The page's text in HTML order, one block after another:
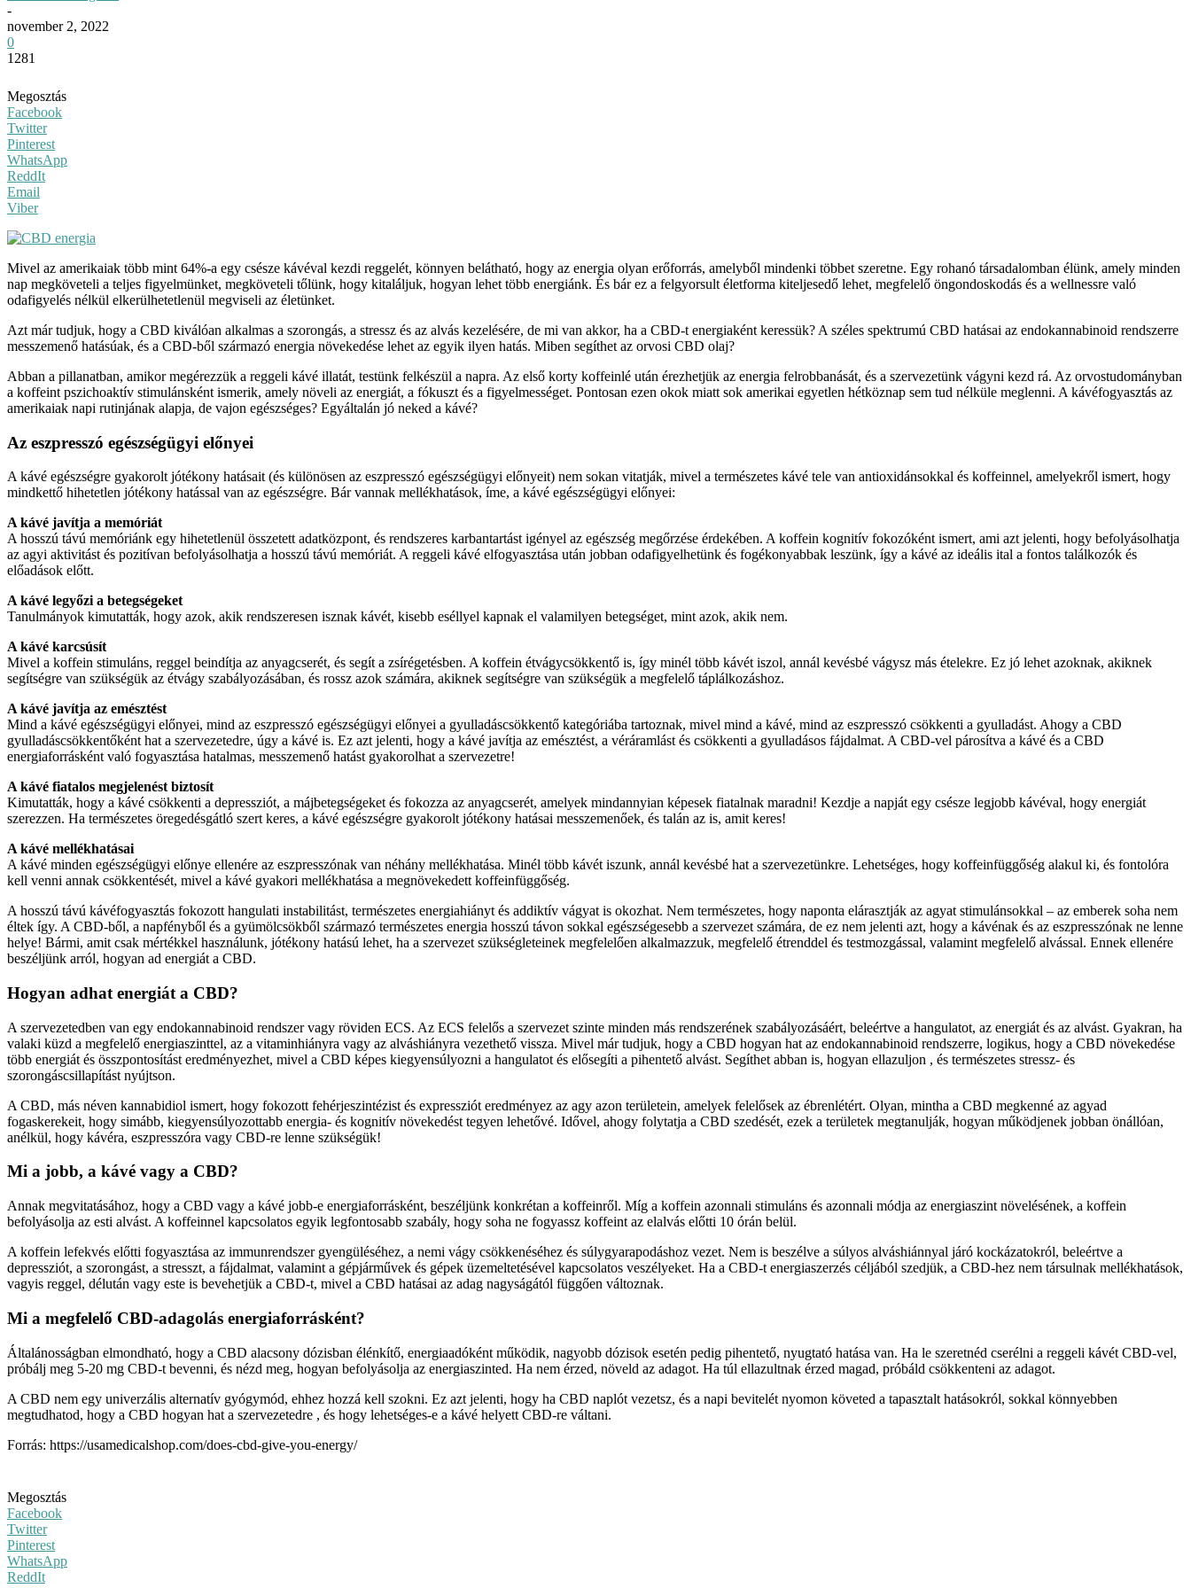
-
november 2, 2022
0
1281
Megosztás
Facebook
Twitter
Pinterest
WhatsApp
ReddIt
Email
Viber
Mivel az amerikaiak több mint 64%-a egy csésze kávéval kezdi reggelét, könnyen belátható, hogy az energia olyan erőforrás, amelyből mindenki többet szeretne. Egy rohanó társadalomban élünk, amely minden
nap megköveteli a teljes figyelmünket, megköveteli tőlünk, hogy kitaláljuk, hogyan lehet több energiánk. És bár ez a felgyorsult életforma kiteljesedő lehet, megfelelő öngondoskodás és a wellnessre való
odafigyelés nélkül elkerülhetetlenül megviseli az életünket.
Azt már tudjuk, hogy a CBD kiválóan alkalmas a szorongás, a stressz és az alvás kezelésére, de mi van akkor, ha a CBD-t energiaként keressük? A széles spektrumú CBD hatásai az endokannabinoid rendszerre
messzemenő hatásúak, és a CBD-ből származó energia növekedése lehet az egyik ilyen hatás. Miben segíthet az orvosi CBD olaj?
Abban a pillanatban, amikor megérezzük a reggeli kávé illatát, testünk felkészül a napra. Az első korty koffeinlé után érezhetjük az energia felrobbanását, és a szervezetünk vágyni kezd rá. Az orvostudományban
a koffeint pszichoaktív stimulánsként ismerik, amely növeli az energiát, a fókuszt és a figyelmességet. Pontosan ezen okok miatt sok amerikai egyetlen hétköznap sem tud nélküle meglenni. A kávéfogyasztás az
amerikaiak napi rutinjának alapja, de vajon egészséges? Egyáltalán jó neked a kávé?
Az eszpresszó egészségügyi előnyei
A kávé egészségre gyakorolt ​​jótékony hatásait (és különösen az eszpresszó egészségügyi előnyeit) nem sokan vitatják, mivel a természetes kávé tele van antioxidánsokkal és koffeinnel, amelyekről ismert, hogy
mindkettő hihetetlen jótékony hatással van az egészségre. Bár vannak mellékhatások, íme, a kávé egészségügyi előnyei:
A kávé javítja a memóriát
A hosszú távú memóriánk egy hihetetlenül összetett adatközpont, és rendszeres karbantartást igényel az egészség megőrzése érdekében. A koffein kognitív fokozóként ismert, ami azt jelenti, hogy befolyásolhatja
az agyi aktivitást és pozitívan befolyásolhatja a hosszú távú memóriát. A reggeli kávé elfogyasztása után jobban odafigyelhetünk és fogékonyabbak leszünk, így a kávé az ideális ital a fontos találkozók és
előadások előtt.
A kávé legyőzi a betegségeket
Tanulmányok kimutatták, hogy azok, akik rendszeresen isznak kávét, kisebb eséllyel kapnak el valamilyen betegséget, mint azok, akik nem.
A kávé karcsúsít
Mivel a koffein stimuláns, reggel beindítja az anyagcserét, és segít a zsírégetésben. A koffein étvágycsökkentő is, így minél több kávét iszol, annál kevésbé vágysz más ételekre. Ez jó lehet azoknak, akiknek
segítségre van szükségük az étvágy szabályozásában, és rossz azok számára, akiknek segítségre van szükségük a megfelelő táplálkozáshoz.
A kávé javítja az emésztést
Mind a kávé egészségügyi előnyei, mind az eszpresszó egészségügyi előnyei a gyulladáscsökkentő kategóriába tartoznak, mivel mind a kávé, mind az eszpresszó csökkenti a gyulladást. Ahogy a CBD
gyulladáscsökkentőként hat a szervezetedre, úgy a kávé is. Ez azt jelenti, hogy a kávé javítja az emésztést, a véráramlást és csökkenti a gyulladásos fájdalmat. A CBD-vel párosítva a kávé és a CBD
energiaforrásként való fogyasztása hatalmas, messzemenő hatást gyakorolhat a szervezetre!
A kávé fiatalos megjelenést biztosít
Kimutatták, hogy a kávé csökkenti a depressziót, a májbetegségeket és fokozza az anyagcserét, amelyek mindannyian képesek fiatalnak maradni! Kezdje a napját egy csésze legjobb kávéval, hogy energiát
szerezzen. Ha természetes öregedésgátló szert keres, a kávé egészségre gyakorolt ​​jótékony hatásai messzemenőek, és talán az is, amit keres!
A kávé mellékhatásai
A kávé minden egészségügyi előnye ellenére az eszpresszónak van néhány mellékhatása. Minél több kávét iszunk, annál kevésbé hat a szervezetünkre. Lehetséges, hogy koffeinfüggőség alakul ki, és fontolóra
kell venni annak csökkentését, mivel a kávé gyakori mellékhatása a megnövekedett koffeinfüggőség.
A hosszú távú kávéfogyasztás fokozott hangulati instabilitást, természetes energiahiányt és addiktív vágyat is okozhat. Nem természetes, hogy naponta elárasztják az agyat stimulánsokkal – az emberek soha nem
éltek így. A CBD-ből, a napfényből és a gyümölcsökből származó természetes energia hosszú távon sokkal egészségesebb a szervezet számára, de ez nem jelenti azt, hogy a kávénak és az eszpresszónak ne lenne
helye! Bármi, amit csak mértékkel használunk, jótékony hatású lehet, ha a szervezet szükségleteinek megfelelően alkalmazzuk, megfelelő étrenddel és testmozgással, valamint megfelelő alvással. Ennek ellenére
beszéljünk arról, hogyan ad energiát a CBD.
Hogyan adhat energiát a CBD?
A szervezetedben van egy endokannabinoid rendszer vagy röviden ECS. Az ECS felelős a szervezet szinte minden más rendszerének szabályozásáért, beleértve a hangulatot, az energiát és az alvást. Gyakran, ha
valaki küzd a megfelelő energiaszinttel, az a vitaminhiányra vagy az alváshiányra vezethető vissza. Mivel már tudjuk, hogy a CBD hogyan hat az endokannabinoid rendszerre, logikus, hogy a CBD növekedése
több energiát és összpontosítást eredményezhet, mivel a CBD képes kiegyensúlyozni a hangulatot és elősegíti a pihentető alvást. Segíthet abban is, hogyan ellazuljon , és természetes stressz- és
szorongáscsillapítást nyújtson.
A CBD, más néven kannabidiol ismert, hogy fokozott fehérjeszintézist és expressziót eredményez az agy azon területein, amelyek felelősek az ébrenlétért. Olyan, mintha a CBD megkenné az agyad
fogaskerekeit, hogy simább, kiegyensúlyozottabb energia- és kognitív növekedést tegyen lehetővé. Idővel, ahogy folytatja a CBD szedését, ezek a területek megtanulják, hogyan működjenek jobban önállóan,
anélkül, hogy kávéra, eszpresszóra vagy CBD-re lenne szükségük!
Mi a jobb, a kávé vagy a CBD?
Annak megvitatásához, hogy a CBD vagy a kávé jobb-e energiaforrásként, beszéljünk konkrétan a koffeinről. Míg a koffein azonnali stimuláns és azonnali módja az energiaszint növelésének, a koffein
befolyásolja az esti alvást. A koffeinnel kapcsolatos egyik legfontosabb szabály, hogy soha ne fogyassz koffeint az elalvás előtti 10 órán belül.
A koffein lefekvés előtti fogyasztása az immunrendszer gyengüléséhez, a nemi vágy csökkenéséhez és súlygyarapodáshoz vezet. Nem is beszélve a súlyos alváshiánnyal járó kockázatokról, beleértve a
depressziót, a szorongást, a stresszt, a fájdalmat, valamint a gépjárművek és gépek üzemeltetésével kapcsolatos veszélyeket. Ha a CBD-t energiaszerzés céljából szedjük, a CBD-hez nem társulnak mellékhatások,
vagyis reggel, délután vagy este is bevehetjük a CBD-t, mivel a CBD hatásai az adag nagyságától függően változnak.
Mi a megfelelő CBD-adagolás energiaforrásként?
Általánosságban elmondható, hogy a CBD alacsony dózisban élénkítő, energiaadóként működik, nagyobb dózisok esetén pedig pihentető, nyugtató hatása van. Ha le szeretnéd cserélni a reggeli kávét CBD-vel,
próbálj meg 5-20 mg CBD-t bevenni, és nézd meg, hogyan befolyásolja az energiaszinted. Ha nem érzed, növeld az adagot. Ha túl ellazultnak érzed magad, próbáld csökkenteni az adagot.
A CBD nem egy univerzális alternatív gyógymód, ehhez hozzá kell szokni. Ez azt jelenti, hogy ha CBD naplót vezetsz, és a napi bevitelét nyomon követed a tapasztalt hatásokról, sokkal könnyebben
megtudhatod, hogy a CBD hogyan hat a szervezetedre , és hogy lehetséges-e a kávé helyett CBD-re váltani.
Forrás: https://usamedicalshop.com/does-cbd-give-you-energy/
Megosztás
Facebook
Twitter
Pinterest
WhatsApp
ReddIt